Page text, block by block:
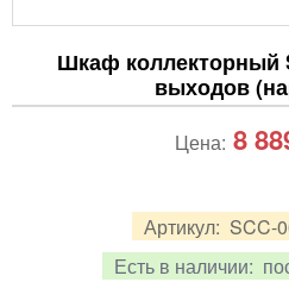
Шкаф коллекторный
выходов
Артикул: SCC-
Есть в наличии:
Цена: 8